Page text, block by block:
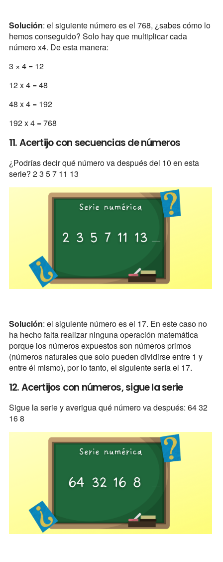
Solución: el siguiente número es el 768, ¿sabes cómo lo
hemos conseguido? Solo hay que multiplicar cada
número x4. De esta manera:
3 × 4 = 12
12 x 4 = 48
48 x 4 = 192
192 x 4 = 768
11. Acertijo con secuencias de números
¿Podrías decir qué número va después del 10 en esta
serie? 2 3 5 7 11 13
Solución: el siguiente número es el 17. En este caso no
ha hecho falta realizar ninguna operación matemática
porque los números expuestos son números primos
(números naturales que solo pueden dividirse entre 1 y
entre él mismo), por lo tanto, el siguiente sería el 17.
12. Acertijos con números, sigue la serie
Sigue la serie y averigua qué número va después: 64 32
16 8